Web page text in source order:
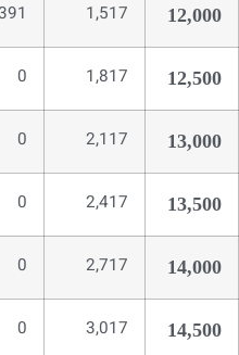
12,000
1,517
12,500
1,817
0
13,000
2,117
0
13,500
2,417
0
14,000
2,717
0
14,500
3,017
0